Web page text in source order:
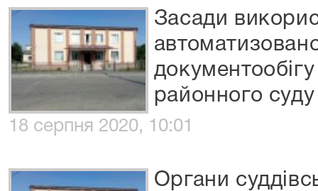
Засади
районного
18 серпня 2020, 10:01
Органи